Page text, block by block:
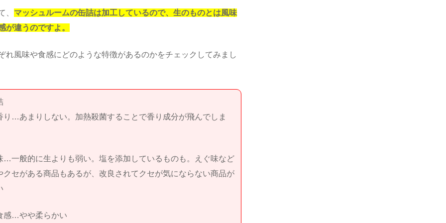
、 マッシュルームの缶詰は加工しているので、生のものとは風味
が違うのですよ。
れ風味や食感にどのような特徴があるのかをチェックしてみまし
り…あまりしない。加熱殺菌することで香り成分が飛んでしま
…一般的に生よりも弱い。塩を添加しているものも。えぐ味など
クセがある商品もあるが、改良されてクセが気にならない商品が
感…やや柔らかい